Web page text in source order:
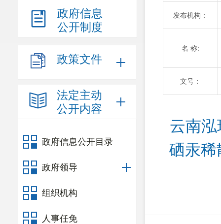
政府信息
公开制度
政策文件
法定主动
公开内容
政府信息公开目录
政府领导
组织机构
人事任免
发布机构：
名 称:
文号：
云南
硒汞稀